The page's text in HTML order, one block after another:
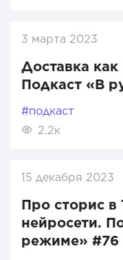
3 марта 2023
Доставка как
Подкаст «В
#подкаст
2.2к
15 декабря 2023
Про сторис в
нейросети.
режиме» #76